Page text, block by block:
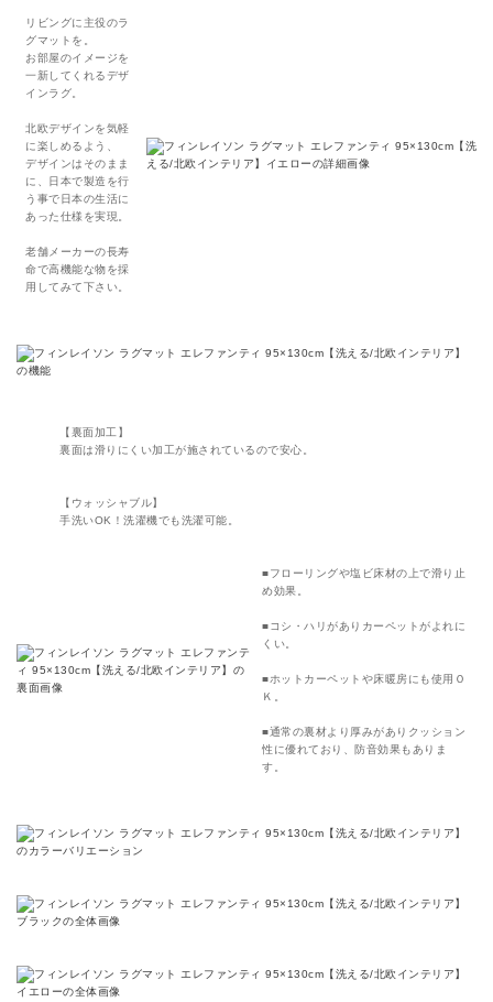
リビングに主役のラ
グマットを。
お部屋のイメージを
一新してくれるデザ
インラグ。
北欧デザインを気軽
に楽しめるよう、
デザインはそのまま
に、日本で製造を行
う事で日本の生活に
あった仕様を実現。
老舗メーカーの長寿
命で高機能な物を採
用してみて下さい。
【裏面加工】
裏面は滑りにくい加工が施されているので安心。
【ウォッシャブル】
手洗いOK！洗濯機でも洗濯可能。
■フローリングや塩ビ床材の上で滑り止
め効果。
■コシ・ハリがありカーペットがよれに
くい。
■ホットカーペットや床暖房にも使用Ｏ
Ｋ。
■通常の裏材より厚みがありクッション
性に優れており、防音効果もありま
す。